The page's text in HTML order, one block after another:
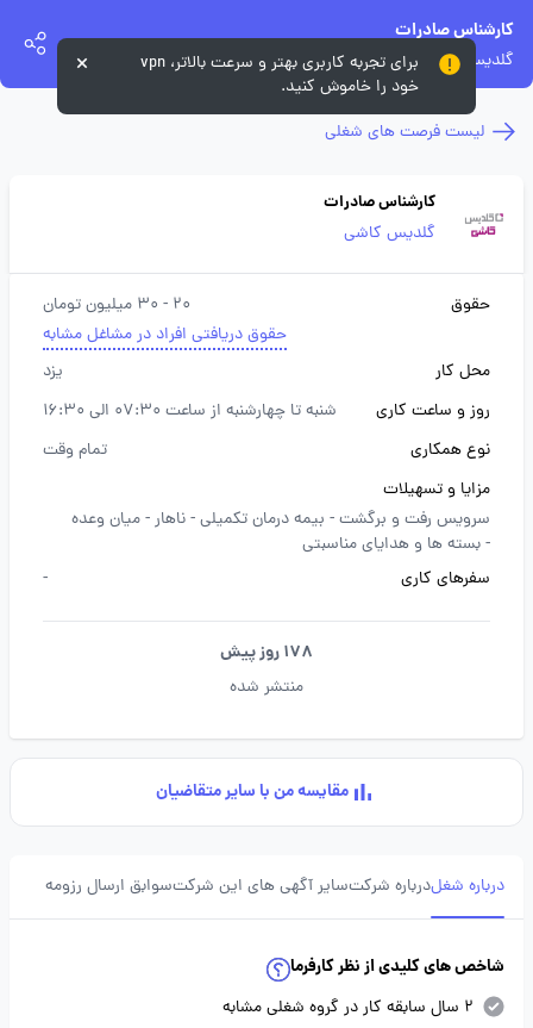
کارشناس صادرات
گلدیس کاشی
لیست فرصت های شغلی
کارشناس صادرات
گلدیس کاشی
حقوق
20 - 30 میلیون تومان
حقوق دریافتی افراد در مشاغل مشابه
محل کار
یزد
روز و ساعت کاری
شنبه تا چهارشنبه از ساعت 07:30 الی 16:30
نوع همکاری
تمام وقت
مزایا و تسهیلات
سرویس رفت و برگشت - بیمه درمان تکمیلی -ناهار -میان وعده
-بسته ها و هدایای مناسبتی
سفرهای کاری
-
178 روز پیش
منتشر شده
مقایسه من با سایر متقاضیان
درباره شغلدرباره شرکتسایر آگهی های این شرکتسوابق ارسال رزومه
شاخص های کلیدی از نظر کارفرما
2 سال سابقه کار در گروه شغلی مشابه
برای تجربه کاربری بهتر و سرعت بالاتر، vpn
خود را خاموش کنید.